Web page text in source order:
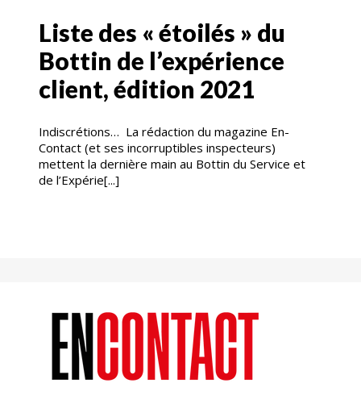
Liste des « étoilés » du
Bottin de l’expérience
client, édition 2021
Indiscrétions… La rédaction du magazine En-
Contact (et ses incorruptibles inspecteurs)
mettent la dernière main au Bottin du Service et
de l’Expérie[...]